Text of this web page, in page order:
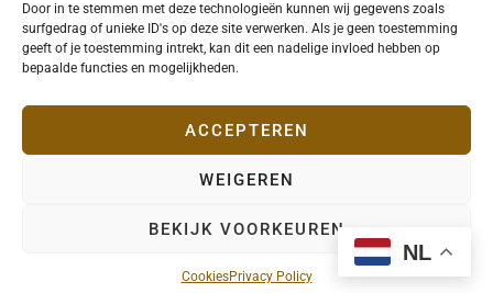
Door in te stemmen met deze technologieën kunnen wij gegevens zoals
surfgedrag of unieke ID's op deze site verwerken. Als je geen toestemming
geeft of je toestemming intrekt, kan dit een nadelige invloed hebben op
bepaalde functies en mogelijkheden.
ACCEPTEREN
WEIGEREN
BEKIJK VOORKEUREN
CookiesPrivacy Policy
6 augustus 2026
Copyright © 2026 indegazette.be |Privacy
NL